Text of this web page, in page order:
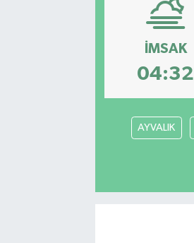
İMSAK
04:32
AYVALIK